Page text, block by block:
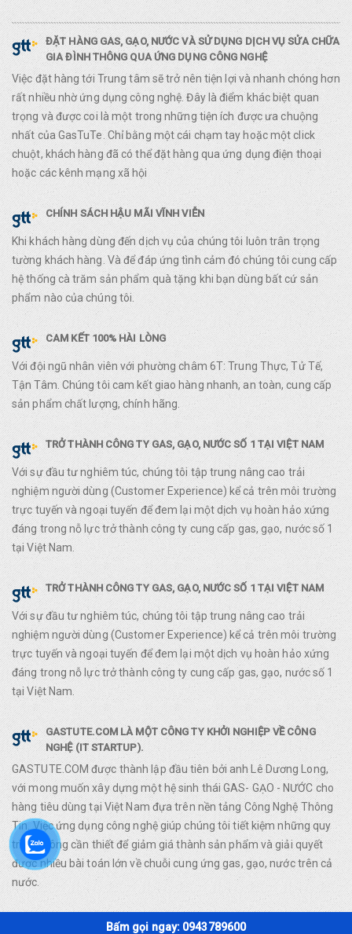
ĐẶT HÀNG GAS, GẠO, NƯỚC VÀ SỬ DỤNG DỊCH VỤ SỬA CHỮA
GIA ĐÌNH THÔNG QUA ỨNG DỤNG CÔNG NGHỆ
Việc đặt hàng tới Trung tâm sẽ trở nên tiện lợi và nhanh chóng hơn
rất nhiều nhờ ứng dụng công nghệ. Đây là điểm khác biệt quan
trọng và được coi là một trong những tiện ích được ưa chuộng
nhất của GasTuTe. Chỉ bằng một cái chạm tay hoặc một click
chuột, khách hàng đã có thể đặt hàng qua ứng dụng điện thoại
hoặc các kênh mạng xã hội
CHÍNH SÁCH HẬU MÃI VĨNH VIỄN
Khi khách hàng dùng đến dịch vụ của chúng tôi luôn trân trọng
tường khách hàng. Và để đáp ứng tình cảm đó chúng tôi cung cấp
hệ thống cà trăm sản phẩm quà tặng khi bạn dùng bất cứ sản
phẩm nào của chúng tôi.
CAM KẾT 100% HÀI LÒNG
Với đội ngũ nhân viên với phường châm 6T: Trung Thực, Tử Tế,
Tận Tâm. Chúng tôi cam kết giao hàng nhanh, an toàn, cung cấp
sản phẩm chất lượng, chính hãng.
TRỞ THÀNH CÔNG TY GAS, GẠO, NƯỚC SỐ 1 TẠI VIỆT NAM
Với sự đầu tư nghiêm túc, chúng tôi tập trung nâng cao trải
nghiệm người dùng (Customer Experience) kể cả trên môi trường
trực tuyến và ngoại tuyến để đem lại một dịch vụ hoàn hảo xứng
đáng trong nỗ lực trở thành công ty cung cấp gas, gạo, nước số 1
tại Việt Nam.
TRỞ THÀNH CÔNG TY GAS, GẠO, NƯỚC SỐ 1 TẠI VIỆT NAM
Với sự đầu tư nghiêm túc, chúng tôi tập trung nâng cao trải
nghiệm người dùng (Customer Experience) kể cả trên môi trường
trực tuyến và ngoại tuyến để đem lại một dịch vụ hoàn hảo xứng
đáng trong nỗ lực trở thành công ty cung cấp gas, gạo, nước số 1
tại Việt Nam.
GASTUTE.COM LÀ MỘT CÔNG TY KHỞI NGHIỆP VỀ CÔNG
NGHỆ (IT STARTUP).
GASTUTE.COM được thành lập đầu tiên bởi anh Lê Dương Long,
với mong muốn xây dựng một hệ sinh thái GAS- GẠO - NƯỚC cho
hàng tiêu dùng tại Việt Nam đựa trên nền tảng Công Nghệ Thông
Tin. Việc ứng dụng công nghệ giúp chúng tôi tiết kiệm những quy
trình không cần thiết để giảm giá thành sản phẩm và giải quyết
được nhiều bài toán lớn về chuỗi cung ứng gas, gạo, nước trên cả
nước.
Bấm gọi ngay: 0943789600